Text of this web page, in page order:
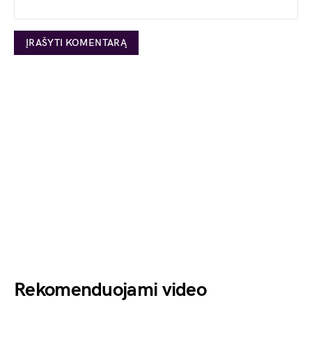
Rekomenduojami video